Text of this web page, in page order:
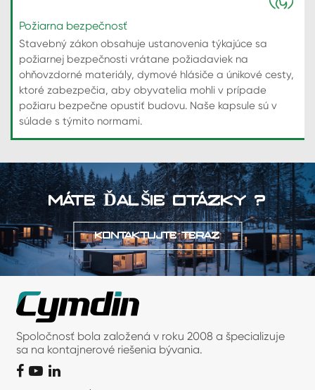
Požiarna bezpečnosť
Stavebný zákon obsahuje ustanovenia týkajúce sa
požiarnej bezpečnosti vrátane požiadaviek na
ohňovzdorné materiály, dymové hlásiče a únikové cesty,
ktoré zabezpečia, aby obyvatelia mohli v prípade
požiaru bezpečne opustiť budovu. Naše kapsule sú v
súlade s týmito normami.
MÁTE ĎALŠIE OTÁZKY ?
KONTAKTUJTE TERAZ
Spoločnosť bola založená v roku 2008 a špecializuje
sa na kontajnerové riešenia bývania.